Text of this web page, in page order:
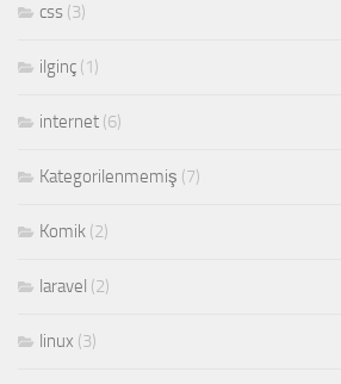
css (3)
ilginç (1)
internet (6)
Kategorilenmemiş (7)
Komik (2)
laravel (2)
linux (3)